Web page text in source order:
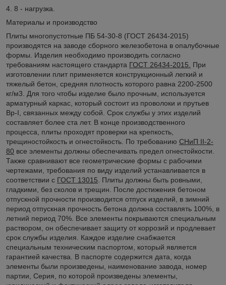
4. 8 - нагрузка.
Материалы и производство
Плиты многопустотные ПБ 54-30-8 (ГОСТ 26434-2015)
производятся на заводе сборного железобетона в опалубочные
формы. Изделия необходимо производить согласно
требованиям настоящего стандарта ГОСТ 26434-2015. При
изготовлении плит применяется конструкционный легкий и
тяжелый бетон, средняя плотность которого равна 2200-2500
кг/м3. Для того чтобы изделие было прочным, используется
арматурный каркас, который состоит из проволоки и прутьев
Вр-I, связанных между собой. Срок службы у этих изделий
составляет более ста лет. В конце производственного
процесса, плиты проходят проверки на крепкость,
трещиностойкость и огнестойкость. По требованию СНиП II-2-
80 все элементы должны обеспечивать предел огнестойкости.
Также сравнивают все геометрические формы с рабочими
чертежами, требования по виду изделий устанавливается в
соответствии с ГОСТ 13015. Плиты должны быть ровными,
гладкими, без сколов и трещин. После достижения бетоном
отпускной прочности производится отпуск изделий, в зимний
период отпускная прочность бетона должна составлять 100%, в
летний период 70%. Все элементы покрываются специальным
раствором, он обеспечивает защиту от коррозий и продлевает
срок службы изделия. Каждое изделие снабжается
специальным техническим паспортом, который является
гарантией качества. В паспорте содержится дата, когда
элементы были произведены, наименование завода, номер
партии, Серия, по которой произведены элементы,